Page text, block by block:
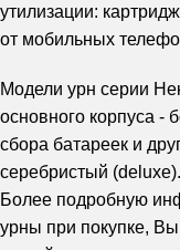
утилизации:
от мобильных
Модели урн серии
основного корпуса -
сбора батареек и
серебристый (deluxe).
Более подробную
урны при покупке,